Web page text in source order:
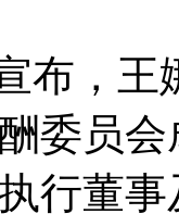
布，王
委员
行董